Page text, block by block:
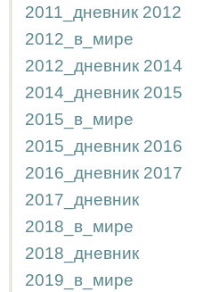
2011_дневник 2012
2012_в_мире
2012_дневник 2014
2014_дневник 2015
2015_в_мире
2015_дневник 2016
2016_дневник 2017
2017_дневник
2018_в_мире
2018_дневник
2019_в_мире